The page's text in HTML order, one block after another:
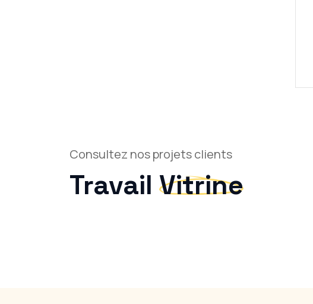
Consultez nos projets clients
Travail Vitrine